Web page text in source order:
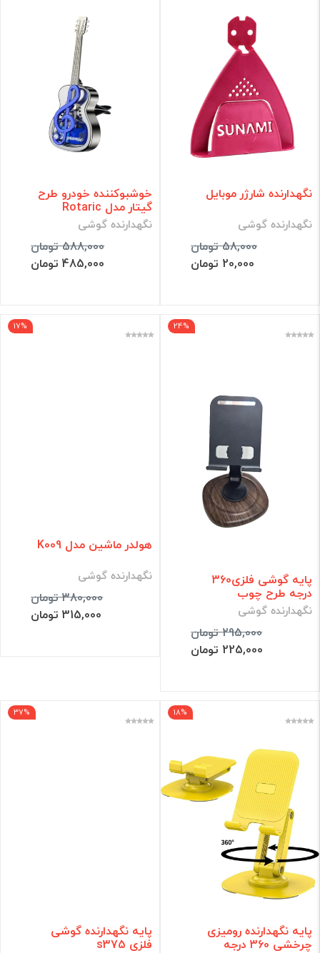
نگهدارنده شارژر موبایل
نگهدارنده گوشی
58,000 تومان
20,000 تومان
خوشبوکننده خودرو طرح
گیتار مدل Rotaric
نگهدارنده گوشی
588,000 تومان
485,000 تومان
24%
پایه گوشی فلزی360
درجه طرح چوب
نگهدارنده گوشی
295,000 تومان
225,000 تومان
17%
هولدر ماشین مدل K009
نگهدارنده گوشی
380,000 تومان
315,000 تومان
18%
پایه نگهدارنده رومیزی
چرخشی 360 درجه
37%
پایه نگهدارنده گوشی
فلزی s375